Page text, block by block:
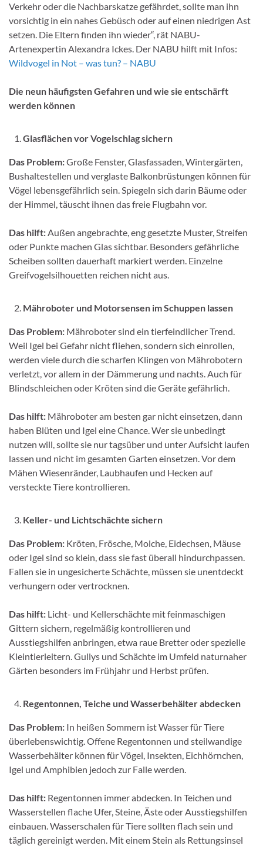
Verkehr oder die Nachbarskatze gefährdet, sollte man ihn
vorsichtig in ein nahes Gebüsch oder auf einen niedrigen Ast
setzen. Die Eltern finden ihn wieder“, rät NABU-
Artenexpertin Alexandra Ickes. Der NABU hilft mit Infos:
Wildvogel in Not – was tun? – NABU
Die neun häufigsten Gefahren und wie sie entschärft
werden können
Glasflächen vor Vogelschlag sichern
Das Problem:Große Fenster, Glasfassaden, Wintergärten,
Bushaltestellen und verglaste Balkonbrüstungen können für
Vögel lebensgefährlich sein. Spiegeln sich darin Bäume oder
der Himmel, täuscht ihnen das freie Flugbahn vor.
Das hilft:Außen angebrachte, eng gesetzte Muster, Streifen
oder Punkte machen Glas sichtbar. Besonders gefährliche
Scheiben sollten dauerhaft markiert werden. Einzelne
Greifvogelsilhouetten reichen nicht aus.
Mähroboter und Motorsensen im Schuppen lassen
Das Problem: Mähroboter sind ein tierfeindlicher Trend.
Weil Igel bei Gefahr nicht fliehen, sondern sich einrollen,
werden viele durch die scharfen Klingen von Mährobotern
verletzt, vor allem in der Dämmerung und nachts. Auch für
Blindschleichen oder Kröten sind die Geräte gefährlich.
Das hilft: Mähroboter am besten gar nicht einsetzen, dann
haben Blüten und Igel eine Chance. Wer sie unbedingt
nutzen will, sollte sie nur tagsüber und unter Aufsicht laufen
lassen und nicht im gesamten Garten einsetzen. Vor dem
Mähen Wiesenränder, Laubhaufen und Hecken auf
versteckte Tiere kontrollieren.
Keller- und Lichtschächte sichern
Das Problem: Kröten, Frösche, Molche, Eidechsen, Mäuse
oder Igel sind so klein, dass sie fast überall hindurchpassen.
Fallen sie in ungesicherte Schächte, müssen sie unentdeckt
verhungern oder vertrocknen.
Das hilft: Licht- und Kellerschächte mit feinmaschigen
Gittern sichern, regelmäßig kontrollieren und
Ausstiegshilfen anbringen, etwa raue Bretter oder spezielle
Kleintierleitern. Gullys und Schächte im Umfeld naturnaher
Gärten besonders im Frühjahr und Herbst prüfen.
Regentonnen, Teiche und Wasserbehälter abdecken
Das Problem: In heißen Sommern ist Wasser für Tiere
überlebenswichtig. Offene Regentonnen und steilwandige
Wasserbehälter können für Vögel, Insekten, Eichhörnchen,
Igel und Amphibien jedoch zur Falle werden.
Das hilft: Regentonnen immer abdecken. In Teichen und
Wasserstellen flache Ufer, Steine, Äste oder Ausstiegshilfen
einbauen. Wasserschalen für Tiere sollten flach sein und
täglich gereinigt werden. Mit einem Stein als Rettungsinsel